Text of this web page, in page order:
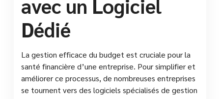
avec un Logiciel
Dédié
La gestion efficace du budget est cruciale pour la
santé financière d’une entreprise. Pour simplifier et
améliorer ce processus, de nombreuses entreprises
se tournent vers des logiciels spécialisés de gestion